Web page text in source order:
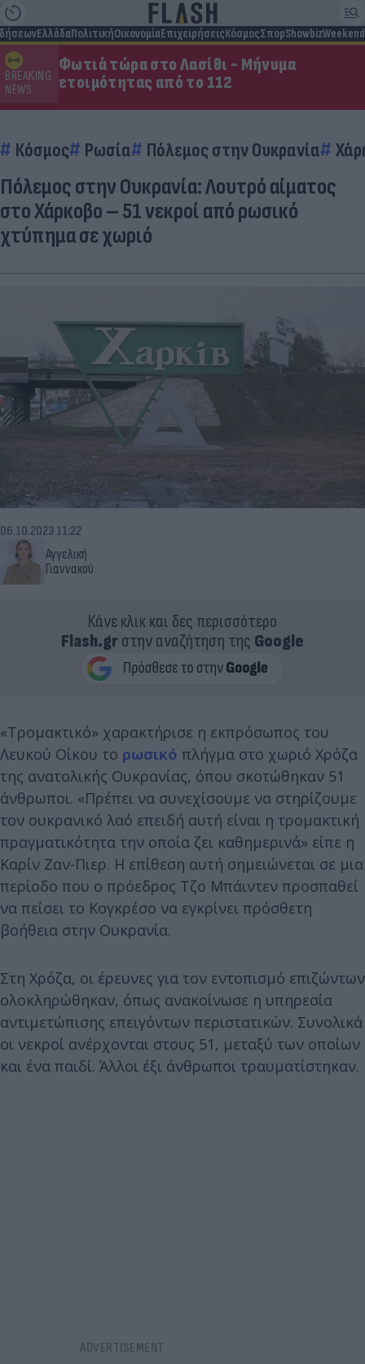
ΕλλάδαΠολιτικήΟικονομίαΕπιχειρήσειςΚόσμοςΣπορShowbizWeekend
BREAKING
NEWS
Φωτιά τώρα στο Λασίθι - Μήνυμα
ετοιμότητας από το 112
Κόσμος Ρωσία Πόλεμος στην Ουκρανία
Πόλεμος στην Ουκρανία: Λουτρό αίματος
στο Χάρκοβο – 51 νεκροί από ρωσικό
χτύπημα σε χωριό
Αγγελική
Γιαννακού
06.10.2023 11:22
Κάνε κλικ και δες περισσότερο
Flash.grστην αναζήτηση της Google
«Τρομακτικό» χαρακτήρισε η εκπρόσωπος του
Λευκού Οίκου το ρωσικό πλήγμα στο χωριό Χρόζα
της ανατολικής Ουκρανίας, όπου σκοτώθηκαν 51
άνθρωποι. «Πρέπει να συνεχίσουμε να στηρίζουμε
τον ουκρανικό λαό επειδή αυτή είναι η τρομακτική
πραγματικότητα την οποία ζει καθημερινά» είπε η
Καρίν Ζαν-Πιερ. Η επίθεση αυτή σημειώνεται σε μια
περίοδο που ο πρόεδρος Τζο Μπάιντεν προσπαθεί
να πείσει το Κογκρέσο να εγκρίνει πρόσθετη
βοήθεια στην Ουκρανία.
Στη Χρόζα, οι έρευνες για τον εντοπισμό επιζώντων
ολοκληρώθηκαν, όπως ανακοίνωσε η υπηρεσία
αντιμετώπισης επειγόντων περιστατικών. Συνολικά
οι νεκροί ανέρχονται στους 51, μεταξύ των οποίων
και ένα παιδί. Άλλοι έξι άνθρωποι τραυματίστηκαν.